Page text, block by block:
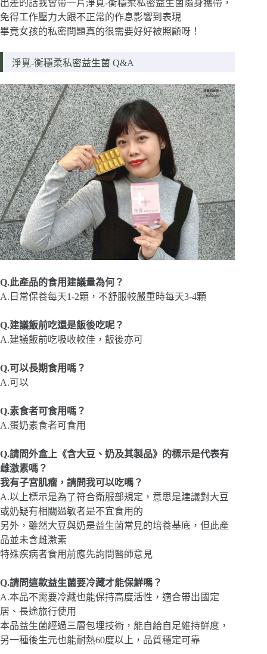
出差的話我會帶一片淨覓-衡穩柔私密益生菌隨身攜帶，
免得工作壓力大跟不正常的作息影響到表現
畢竟女孩的私密問題真的很需要好好被照顧呀！
淨覓-衡穩柔私密益生菌 Q&A
Q.此產品的食用建議量為何？
A.日常保養每天1-2顆，不舒服較嚴重時每天3-4顆
Q.建議飯前吃還是飯後吃呢？
A.建議飯前吃吸收較佳，飯後亦可
Q.可以長期食用嗎？
A.可以
Q.素食者可食用嗎？
A.蛋奶素食者可食用
Q.請問外盒上《含大豆、奶及其製品》的標示是代表有
雌激素嗎？
我有子宮肌瘤，請問我可以吃嗎？
A.以上標示是為了符合衛服部規定，意思是建議對大豆
或奶疑有相關過敏者是不宜食用的
另外，雖然大豆與奶是益生菌常見的培養基底，但此產
品並未含雌激素
特殊疾病者食用前應先詢問醫師意見
Q.請問這款益生菌要冷藏才能保鮮嗎？
A.本品不需要冷藏也能保持高度活性，適合帶出國定
居、長途旅行使用
本品益生菌經過三層包埋技術，能自給自足維持鮮度，
另一種後生元也能耐熱60度以上，品質穩定可靠